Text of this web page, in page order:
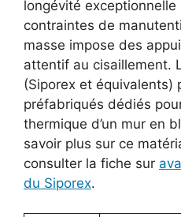
longévité exceptionnelle
contraintes de
masse impose des
attentif au cisaillement.
(Siporex et équivalents)
préfabriqués dédiés
thermique d’un mur en
savoir plus sur ce
consulter la fiche sur
du Siporex.